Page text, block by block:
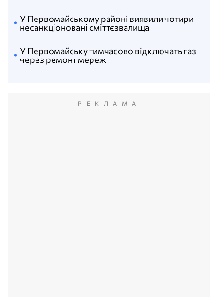
У Первомайську тимчасово відключать газ
через ремонт мереж
У Первомайському районі виявили чотири
несанкціоновані сміттєзвалища
РЕКЛАМА